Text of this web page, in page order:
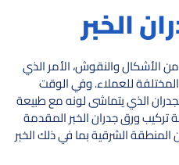
الخبر
من الأشكال والنقوش، الأمر الذي
المختلفة للعملاء. وفي الوقت
الذي يتماشى لونه مع طبيعة
تركيب ورق جدران الخبر المقدمة
الشرقية بما في ذلك الخبر